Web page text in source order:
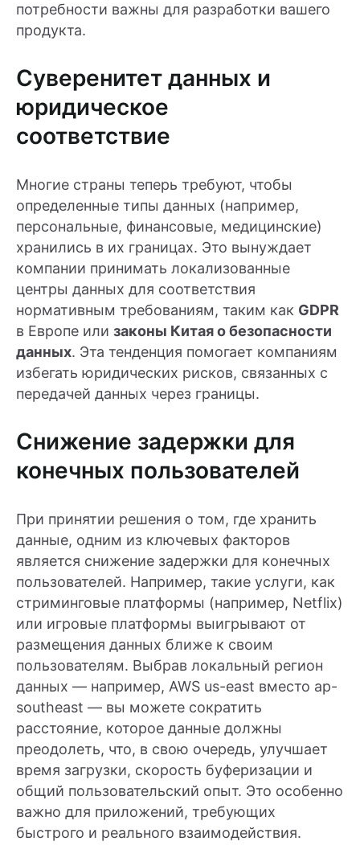
потребности важны для разработки вашего
продукта.
Суверенитет данных и
юридическое
соответствие
Многие страны теперь требуют, чтобы
определенные типы данных (например,
персональные, финансовые, медицинские)
хранились в их границах. Это вынуждает
компании принимать локализованные
центры данных для соответствия
нормативным требованиям, таким как GDPR
в Европе или законы Китая о безопасности
данных. Эта тенденция помогает компаниям
избегать юридических рисков, связанных с
передачей данных через границы.
Снижение задержки для
конечных пользователей
При принятии решения о том, где хранить
данные, одним из ключевых факторов
является снижение задержки для конечных
пользователей. Например, такие услуги, как
стриминговые платформы (например, Netflix)
или игровые платформы выигрывают от
размещения данных ближе к своим
пользователям. Выбрав локальный регион
данных — например, AWS us-east вместо ap-
southeast — вы можете сократить
расстояние, которое данные должны
преодолеть, что, в свою очередь, улучшает
время загрузки, скорость буферизации и
общий пользовательский опыт. Это особенно
важно для приложений, требующих
быстрого и реального взаимодействия.